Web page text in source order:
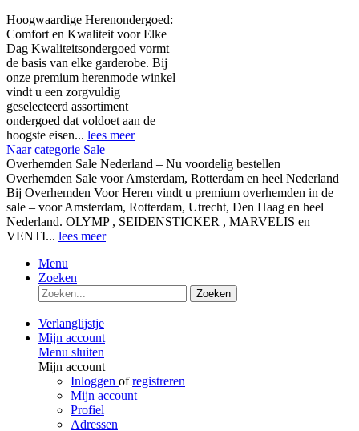
Hoogwaardige Herenondergoed:
Comfort en Kwaliteit voor Elke
Dag Kwaliteitsondergoed vormt
de basis van elke garderobe. Bij
onze premium herenmode winkel
vindt u een zorgvuldig
geselecteerd assortiment
ondergoed dat voldoet aan de
hoogste eisen... lees meer
Naar categorie Sale
Overhemden Sale Nederland – Nu voordelig bestellen
Overhemden Sale voor Amsterdam, Rotterdam en heel Nederland
Bij Overhemden Voor Heren vindt u premium overhemden in de
sale – voor Amsterdam, Rotterdam, Utrecht, Den Haag en heel
Nederland. OLYMP , SEIDENSTICKER , MARVELIS en
VENTI... lees meer
Menu
Zoeken
Zoeken
Verlanglijstje
Mijn account
Menu sluiten
Mijn account
Inloggen ofregistreren
Mijn account
Profiel
Adressen